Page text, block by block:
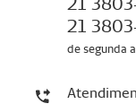
21
de segunda